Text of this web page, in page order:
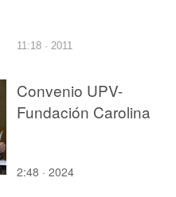
11:18 · 2011
Convenio UPV-
Fundación Carolina
2:48 · 2024